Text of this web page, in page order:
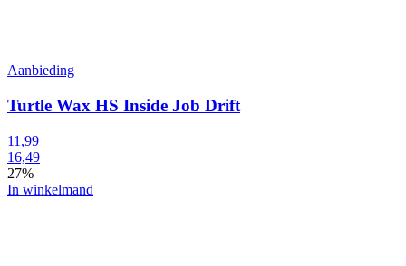
Aanbieding
Turtle Wax HS Inside Job Drift
11,99
16,49
27%
In winkelmand